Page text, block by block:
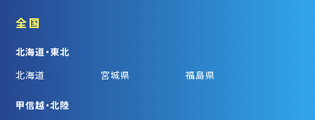
全国
北海道・東北
北海道
宮城県 福島県
甲信越・北陸